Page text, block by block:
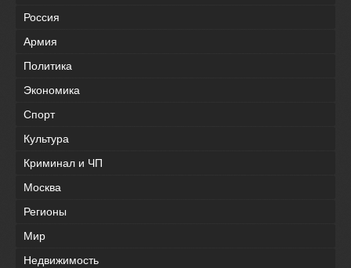
Россия
Армия
Политика
Экономика
Спорт
Культура
Криминал и ЧП
Москва
Регионы
Мир
Недвижимость